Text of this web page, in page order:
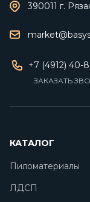
390011 г.
+7 (4912) 40-
ЗАКАЗАТЬ
КАТАЛОГ
Пиломатериалы
ЛДСП